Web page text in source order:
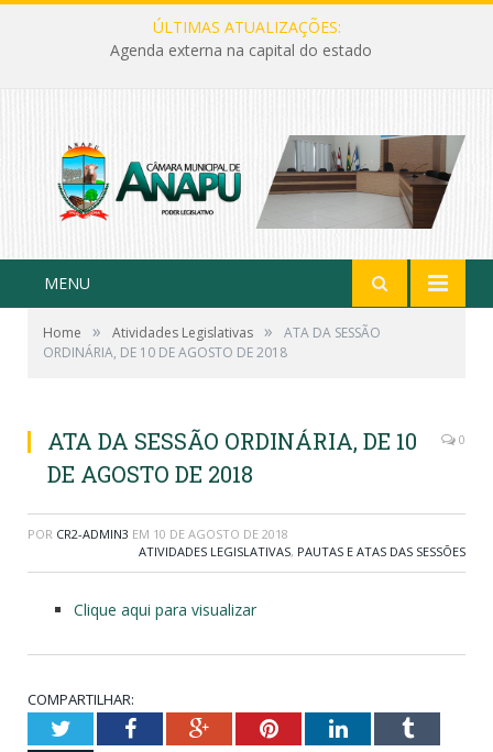
ÚLTIMAS ATUALIZAÇÕES:
Agenda externa na capital do estado
MENU
Home » Atividades Legislativas »
ATA DA SESSÃO
ORDINÁRIA, DE 10 DE AGOSTO DE 2018
ATA DA SESSÃO ORDINÁRIA, DE 10
DE AGOSTO DE 2018
0
POR CR2-ADMIN3 EM 10 DE AGOSTO DE 2018
ATIVIDADES LEGISLATIVAS, PAUTAS E ATAS DAS SESSÕES
Clique aqui para visualizar
COMPARTILHAR:
TwitterFacebookGoogle+PinterestLinkedInTumblr